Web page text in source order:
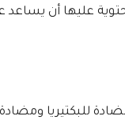
عليها أن يساعد
للبكتيريا